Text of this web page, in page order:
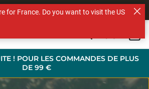
! POUR LES COMMANDES DE PLUS
DE 99 €
OTHER BRANDS
for France. Do you want to visit the US